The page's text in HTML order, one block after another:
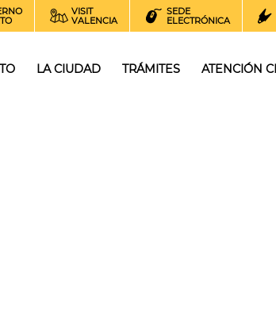
VISIT
VALENCIA
SEDE
ELECTRÓNICA
LA CIUDAD TRÁMITES ATENCIÓN